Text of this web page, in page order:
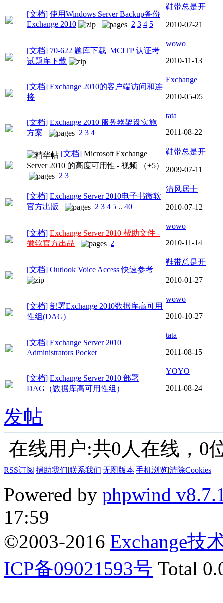
[文档] 使用Windows Server Backup备份
Exchange 2010
2 3 4 5
鞋带总是开
2010-07-21
[文档] 70-622 题库下载 MCITP 认证考
试题库下载
wowo
2010-11-13
[文档] Exchange 2010的客户端访问和连
接
Exchange
2010-05-05
[文档] Exchange 2010 服务器架设实施
方案
2 3 4
tata
2011-08-22
[文档] Microsoft Exchange
Server 2010 的高度可用性 - 视频
（+5）
2 3
鞋带总是开
2009-07-11
[文档] Exchange Server 2010电子书微软
官方出版
2 3 4 5 .. 40
清风居士
2010-07-12
[文档] Exchange Server 2010 帮助文件 -
微软官方出品
2
wowo
2010-11-14
[文档] Outlook Voice Access 快速参考
鞋带总是开
2010-01-27
[文档] 部署Exchange 2010数据库高可用
性组(DAG)
wowo
2010-10-27
[文档] Exchange Server 2010
Administrators Pocket
tata
2011-08-15
[文档] Exchange Server 2010 部署
DAG（数据库高可用性组）
YOYO
2011-08-24
发帖
在线用户:共0人在线，0
RSS订阅|捐助我们|联系我们|无图版本|手机浏览|清除Cookies
Powered by phpwind
17:59
©2003-2016 Exchange技
ICP备09021593号 Total